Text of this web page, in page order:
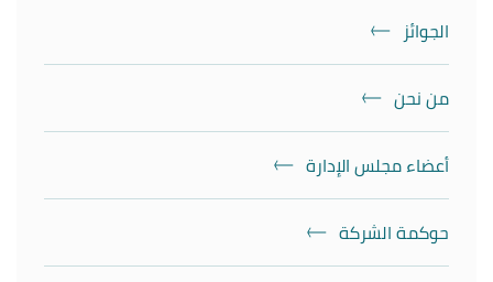
الجوائز
من نحن
أعضاء مجلس الإدارة
حوكمة الشركة